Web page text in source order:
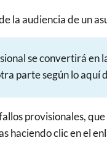
la audiencia de un
se convertirá en
parte según lo aquí
provisionales,
haciendo clic en el